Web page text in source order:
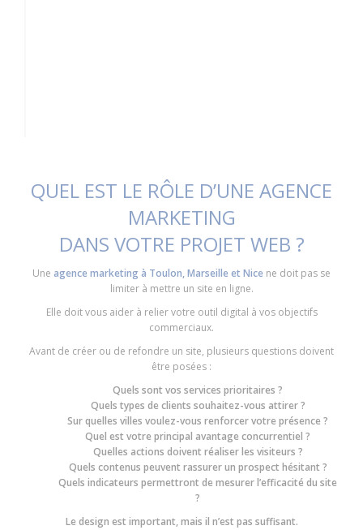
QUEL EST LE RÔLE D’UNE AGENCE
MARKETING
DANS VOTRE PROJET WEB ?
Une agence marketing à Toulon, Marseille et Nice ne doit pas se
limiter à mettre un site en ligne.
Elle doit vous aider à relier votre outil digital à vos objectifs
commerciaux.
Avant de créer ou de refondre un site, plusieurs questions doivent
être posées :
Quels sont vos services prioritaires ?
Quels types de clients souhaitez-vous attirer ?
Sur quelles villes voulez-vous renforcer votre présence ?
Quel est votre principal avantage concurrentiel ?
Quelles actions doivent réaliser les visiteurs ?
Quels contenus peuvent rassurer un prospect hésitant ?
Quels indicateurs permettront de mesurer l’efficacité du site
?
Le design est important, mais il n’est pas suffisant.